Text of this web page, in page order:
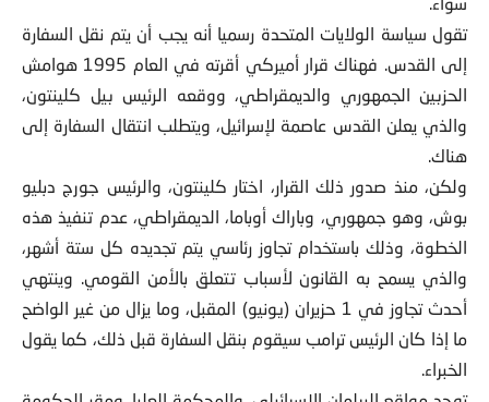
تقول سياسة الولايات المتحدة رسميا أنه يجب أن يتم نقل السفارة
إلى القدس. فهناك قرار أميركي أقرته في العام 1995 هوامش
الحزبين الجمهوري والديمقراطي، ووقعه الرئيس بيل كلينتون،
والذي يعلن القدس عاصمة لإسرائيل، ويتطلب انتقال السفارة إلى
هناك.
ولكن، منذ صدور ذلك القرار، اختار كلينتون، والرئيس جورج دبليو
بوش، وهو جمهوري، وباراك أوباما، الديمقراطي، عدم تنفيذ هذه
الخطوة، وذلك باستخدام تجاوز رئاسي يتم تجديده كل ستة أشهر،
والذي يسمح به القانون لأسباب تتعلق بالأمن القومي. وينتهي
أحدث تجاوز في 1 حزيران (يونيو) المقبل، وما يزال من غير الواضح
ما إذا كان الرئيس ترامب سيقوم بنقل السفارة قبل ذلك، كما يقول
الخبراء.